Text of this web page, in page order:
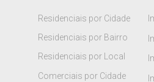
Residenciais por Cidade
Residenciais por Bairro
Residenciais por Local
Comerciais por Cidade